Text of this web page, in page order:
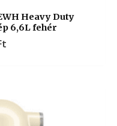
Heavy Duty
6,6L fehér